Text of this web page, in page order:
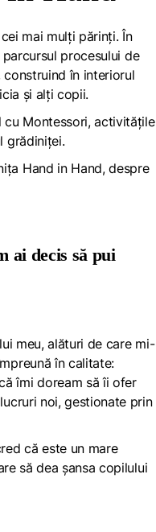
mai mulți părinți. În
procesului de
construind în interiorul
și alți copii.
cu Montessori, activitățile
grădiniței.
Hand in Hand, despre
ai decis să pui
meu, alături de care mi-
în calitate:
îmi doream să îi ofer
noi, gestionate prin
că este un mare
să dea șansa copilului